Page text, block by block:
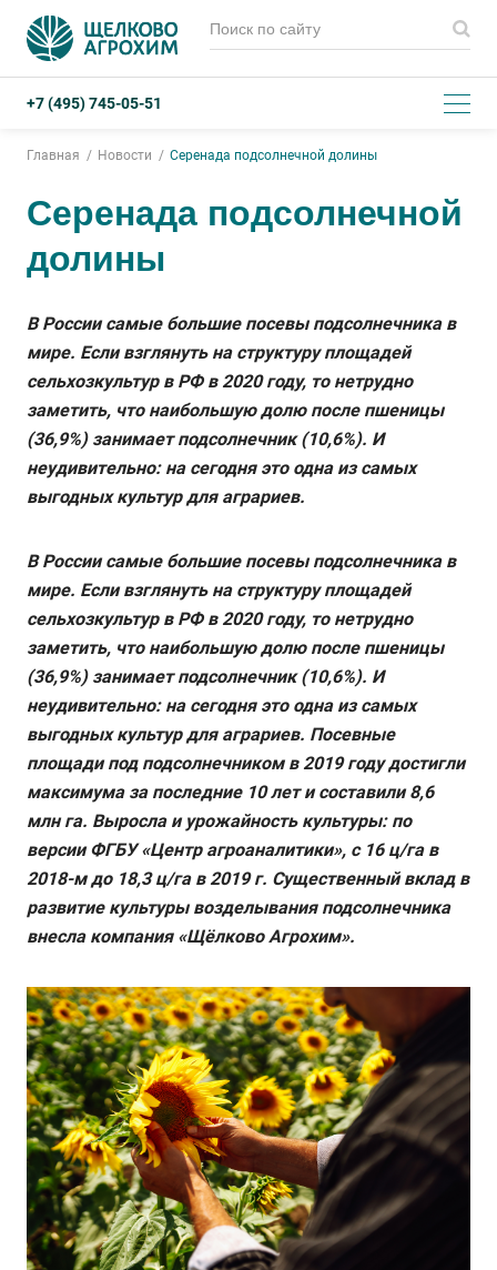
+7 (495) 745-05-51
Главная Новости Серенада подсолнечной долины
Серенада подсолнечной
долины
В России самые большие посевы подсолнечника в
мире. Если взглянуть на структуру площадей
сельхозкультур в РФ в 2020 году, то нетрудно
заметить, что наибольшую долю после пшеницы
(36,9%) занимает подсолнечник (10,6%). И
неудивительно: на сегодня это одна из самых
выгодных культур для аграриев.
В России самые большие посевы подсолнечника в
мире. Если взглянуть на структуру площадей
сельхозкультур в РФ в 2020 году, то нетрудно
заметить, что наибольшую долю после пшеницы
(36,9%) занимает подсолнечник (10,6%). И
неудивительно: на сегодня это одна из самых
выгодных культур для аграриев. Посевные
площади под подсолнечником в 2019 году достигли
максимума за последние 10 лет и составили 8,6
млн га. Выросла и урожайность культуры: по
версии ФГБУ «Центр агроаналитики», с 16 ц/га в
2018-м до 18,3 ц/га в 2019 г. Существенный вклад в
развитие культуры возделывания подсолнечника
внесла компания «Щёлково Агрохим».